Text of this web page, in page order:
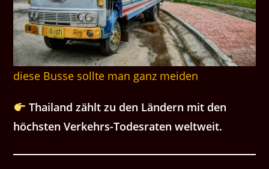
diese Busse sollte man ganz meiden
Thailand zählt zu den Ländern mit den
höchsten Verkehrs-Todesraten weltweit.